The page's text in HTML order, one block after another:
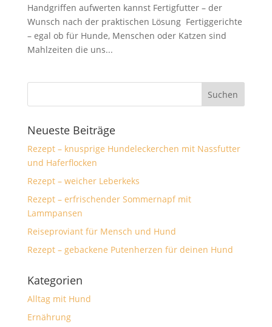
Handgriffen aufwerten kannst Fertigfutter – der
Wunsch nach der praktischen Lösung Fertiggerichte
– egal ob für Hunde, Menschen oder Katzen sind
Mahlzeiten die uns...
Neueste Beiträge
Rezept – knusprige Hundeleckerchen mit Nassfutter
und Haferflocken
Rezept – weicher Leberkeks
Rezept – erfrischender Sommernapf mit
Lammpansen
Reiseproviant für Mensch und Hund
Rezept – gebackene Putenherzen für deinen Hund
Kategorien
Alltag mit Hund
Ernährung